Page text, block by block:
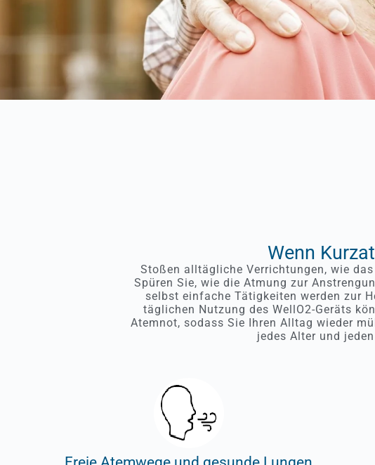
Wenn
Stoßen alltägliche Verrichtungen, wie
Spüren Sie, wie die Atmung zur
selbst einfache Tätigkeiten werden zur
täglichen Nutzung des WellO2-Geräts
Atemnot, sodass Sie Ihren Alltag wieder
jedes Alter und